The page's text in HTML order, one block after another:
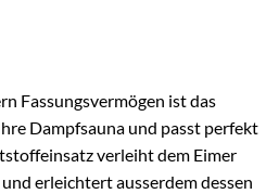
Fassungsvermögen ist das
Dampfsauna und passt perfekt
verleiht dem Eimer
erleichtert ausserdem dessen